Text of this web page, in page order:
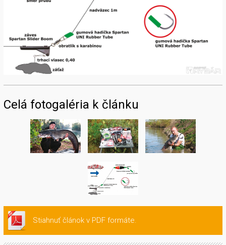
Celá fotogaléria k článku
Stiahnuť článok v PDF formáte.